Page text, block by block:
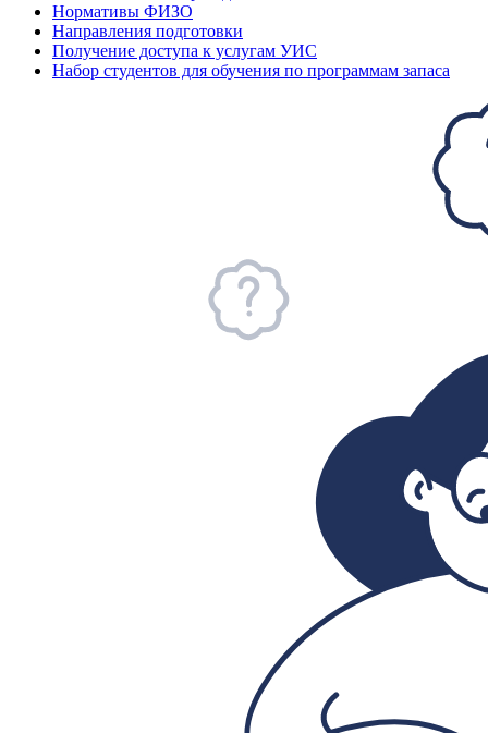
Нормативы ФИЗО
Направления подготовки
Получение доступа к услугам УИС
Набор студентов для обучения по программам запаса